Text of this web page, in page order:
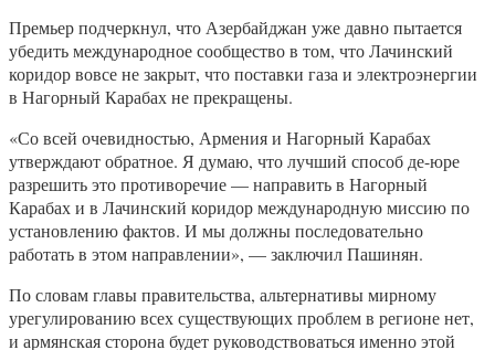
Премьер подчеркнул, что Азербайджан уже давно пытается
убедить международное сообщество в том, что Лачинский
коридор вовсе не закрыт, что поставки газа и электроэнергии
в Нагорный Карабах не прекращены.
«Со всей очевидностью, Армения и Нагорный Карабах
утверждают обратное. Я думаю, что лучший способ де-юре
разрешить это противоречие — направить в Нагорный
Карабах и в Лачинский коридор международную миссию по
установлению фактов. И мы должны последовательно
работать в этом направлении», — заключил Пашинян.
По словам главы правительства, альтернативы мирному
урегулированию всех существующих проблем в регионе нет,
и армянская сторона будет руководствоваться именно этой